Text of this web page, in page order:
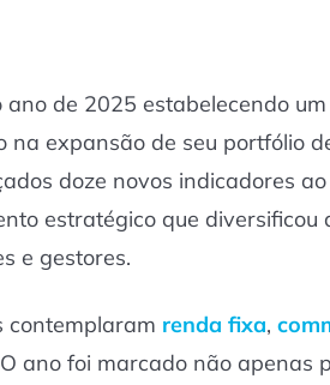
ano de 2025 estabelecendo
na expansão de seu portfólio
doze novos indicadores
estratégico que diversificou
e gestores.
contemplaram renda fixa,
ano foi marcado não apenas